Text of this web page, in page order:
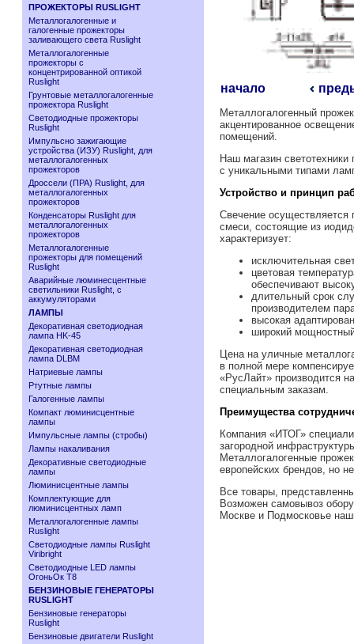
ПРОЖЕКТОРЫ RUSLIGHT
Металлогалогенные и
галогенные прожекторы
заливающего света Ruslight
Металлогалогенные
прожекторы с
концентрированной оптикой
Ruslight
Грунтовые металлогалогенные
прожектора Ruslight
Светодиодные прожекторы
Ruslight
Импульсно зажигающие
устройства (ИЗУ) Ruslight, для
металлогалогенных
прожекторов
Дроссели (ПРА) Ruslight, для
металлогалогенных
прожекторов
Конденсаторы Ruslight для
металлогалогенных
прожекторов
Металлогалогенные
прожекторы для помещений
Ruslight
Аварийные люминесцентные
светильники Ruslight, с
аккумуляторами
ЛАМПЫ
Декоративная светодиодная
лампа HK-45
Декоративная светодиодная
лампа DLBM
Натриевые лампы
Ртутные лампы
Галогенные лампы
Компакт люминисцентные
лампы
Импульсные лампы (стробы)
Лампы накаливания
Декоративные светодиодные
лампы
Люминисцентные лампы
Комплектующие для
люминисцентных ламп
Металлогалогенные лампы
Ruslight
Светодиодные лампы Ruslight
Viribright
Cветодиодные LED лампы
ОгоньОк Т8
БЕНЗИНОВЫЕ ГЕНЕРАТОРЫ
RUSLIGHT
Бензиновые генераторы
Ruslight
Бензиновые двигатели Ruslight
начало
Металлогалогенный
акцентированное
помещений.
Наш магазин
с уникальными типами
Устройство и принцип
Свечение осуществляется
смеси, состоящие из
характеризует:
исключительная
цветовая
обеспечивают
длительный срок
производителем
высокая
широкий
Цена на уличные
в полной мере
«РусЛайт» производится
специальным заказам.
Преимущества
Компания «ИТОГ»
загородной
Металлогалогенные
европейских брендов, но
Все товары,
Возможен самовывоз
Москве и Подмосковье